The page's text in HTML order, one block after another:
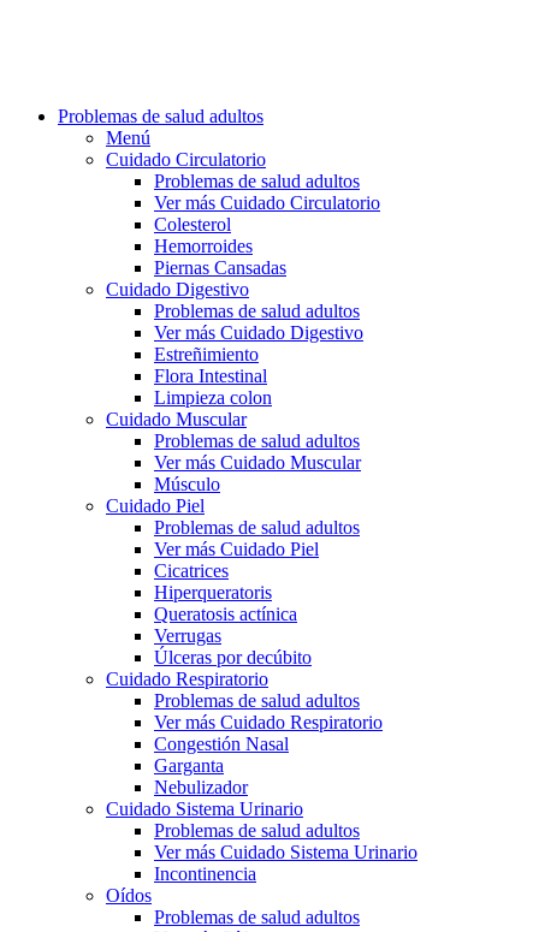
Problemas de salud adultos
Menú
Cuidado Circulatorio
Problemas de salud adultos
Ver más Cuidado Circulatorio
Colesterol
Hemorroides
Piernas Cansadas
Cuidado Digestivo
Problemas de salud adultos
Ver más Cuidado Digestivo
Estreñimiento
Flora Intestinal
Limpieza colon
Cuidado Muscular
Problemas de salud adultos
Ver más Cuidado Muscular
Músculo
Cuidado Piel
Problemas de salud adultos
Ver más Cuidado Piel
Cicatrices
Hiperqueratoris
Queratosis actínica
Verrugas
Úlceras por decúbito
Cuidado Respiratorio
Problemas de salud adultos
Ver más Cuidado Respiratorio
Congestión Nasal
Garganta
Nebulizador
Cuidado Sistema Urinario
Problemas de salud adultos
Ver más Cuidado Sistema Urinario
Incontinencia
Oídos
Problemas de salud adultos